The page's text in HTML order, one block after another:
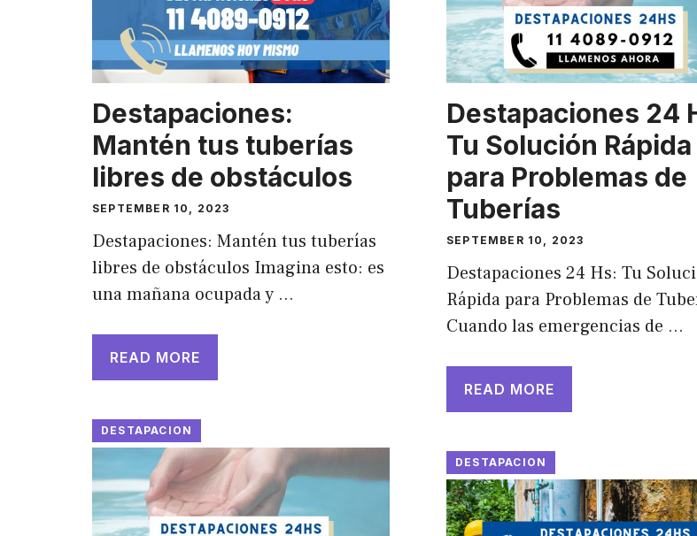
Destapaciones:
Mantén tus tuberías
libres de obstáculos
SEPTEMBER 10, 2023
Destapaciones: Mantén tus tuberías
libres de obstáculos Imagina esto: es
una mañana ocupada y …
READ MORE
Destapaciones 24
Tu Solución Rápida
para Problemas de
Tuberías
SEPTEMBER 10, 2023
Destapaciones 24 Hs: Tu
Rápida para Problemas de
Cuando las emergencias de …
READ MORE
DESTAPACION
DESTAPACION